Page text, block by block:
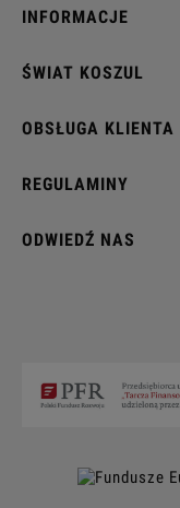
INFORMACJE
ŚWIAT KOSZUL
OBSŁUGA KLIENTA
REGULAMINY
ODWIEDŹ NAS